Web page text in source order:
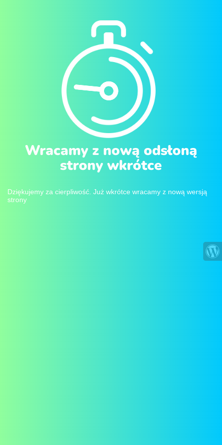
Wracamy z nową odsłoną
strony wkrótce
Dziękujemy za cierpliwość. Już wkrótce wracamy z nową wersją
strony